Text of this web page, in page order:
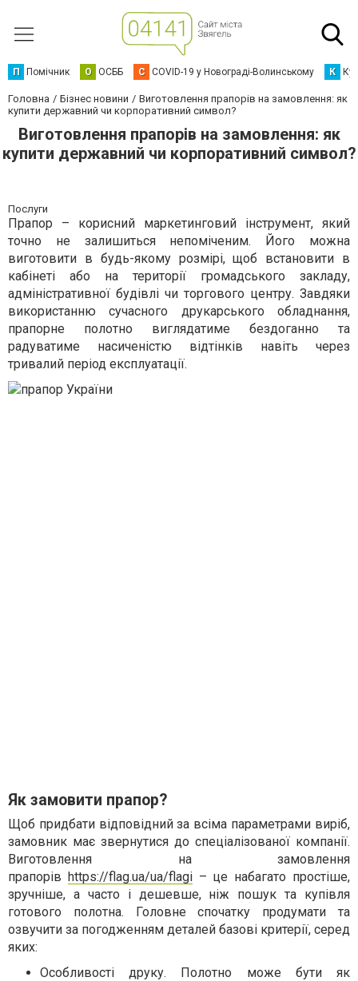
П Помічник О ОСББ C COVID-19 у Новограді-Волинському К
Головна Бізнес новини
Виготовлення прапорів на замовлення: як
купити державний чи корпоративний символ?
Виготовлення прапорів на замовлення: як
купити державний чи корпоративний символ?
Послуги
Прапор – корисний маркетинговий інструмент, який
точно не залишиться непоміченим. Його можна
виготовити в будь-якому розмірі, щоб встановити в
кабінеті або на території громадського закладу,
адміністративної будівлі чи торгового центру. Завдяки
використанню сучасного друкарського обладнання,
прапорне полотно виглядатиме бездоганно та
радуватиме насиченістю відтінків навіть через
тривалий період експлуатації.
Як замовити прапор?
Щоб придбати відповідний за всіма параметрами виріб,
замовник має звернутися до спеціалізованої компанії.
Виготовлення на замовлення
прапорів https://flag.ua/ua/flagi– це набагато простіше,
зручніше, а часто і дешевше, ніж пошук та купівля
готового полотна. Головне спочатку продумати та
озвучити за погодженням деталей базові критерії, серед
яких:
Особливості друку. Полотно може бути як